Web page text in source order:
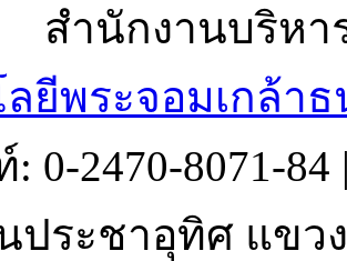
สำนักงานบริห
ลยีพระจอมเกล้า
0-2470-8071-84
ประชาอุทิศ แขว